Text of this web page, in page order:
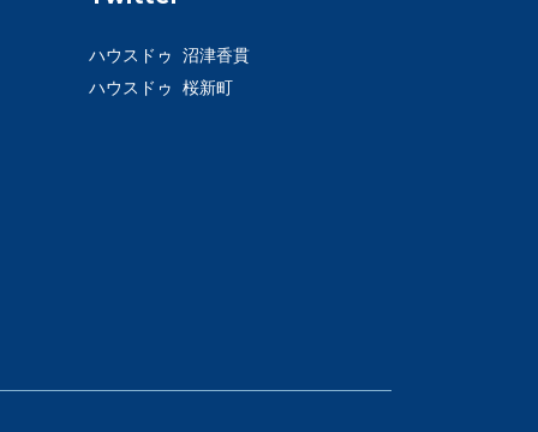
ハウスドゥ 沼津香貫
ハウスドゥ 桜新町